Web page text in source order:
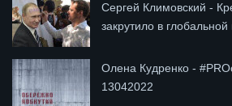
Сергей Климовский -
закрутило в
Олена Кудренко -
13042022